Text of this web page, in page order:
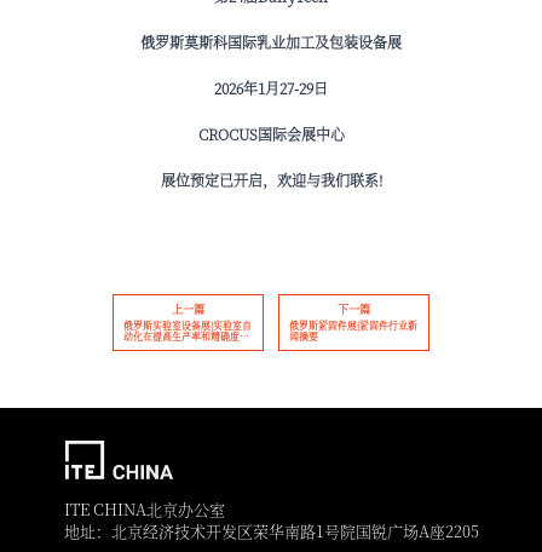
俄罗斯莫斯科国际乳业加工及包装设备展
2026年1月27-29日
CROCUS国际会展中心
展位预定已开启，欢迎与我们联系!
上一篇
俄罗斯实验室设备展|实验室自
动化在提高生产率和精确度方
下一篇
俄罗斯紧固件展|紧固件行业新
闻摘要
ITE CHINA北京办公室
地址：北京经济技术开发区荣华南路1号院国锐广场A座2205